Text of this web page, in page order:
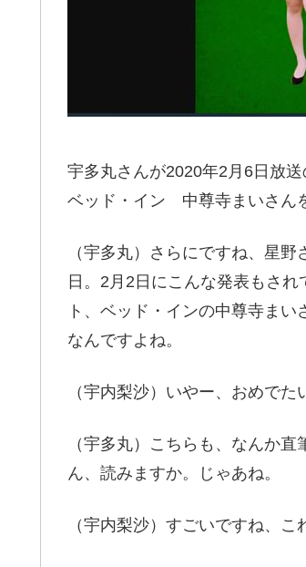
宇多丸さんが2020年2月6日放送
ベッド・イン 中尊寺まいさん
（宇多丸）さらにですね、星
日。2月2日にこんな発表もさ
ト、ベッド・インの中尊寺ま
なんですよね。
（宇内梨沙）いやー、おめでた
（宇多丸）こちらも、なんか
ん、読みますか。じゃあね。
（宇内梨沙）すごいですね、こ